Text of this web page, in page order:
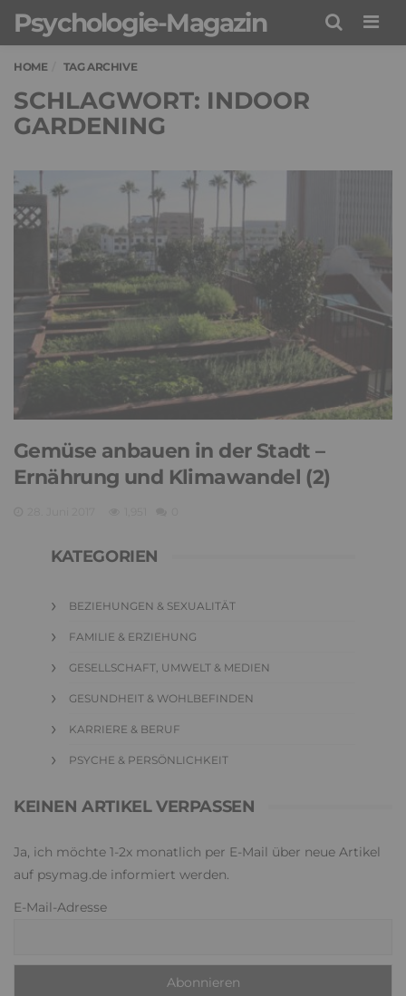
Psychologie-Magazin
HOME TAG ARCHIVE
SCHLAGWORT: INDOOR
GARDENING
Gemüse anbauen in der Stadt –
Ernährung und Klimawandel (2)
KATEGORIEN
BEZIEHUNGEN & SEXUALITÄT
FAMILIE & ERZIEHUNG
GESELLSCHAFT, UMWELT & MEDIEN
GESUNDHEIT & WOHLBEFINDEN
KARRIERE & BERUF
PSYCHE & PERSÖNLICHKEIT
KEINEN ARTIKEL VERPASSEN
Ja, ich möchte 1-2x monatlich per E-Mail über neue Artikel
auf psymag.de informiert werden.
E-Mail-Adresse